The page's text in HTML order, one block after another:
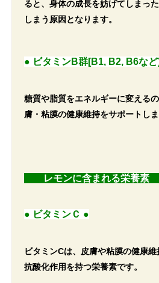
ると、身体の成長を妨げてしまっ
しまう原因となります。
● ビタミンB群[B1, B2, B6など
糖質や脂質をエネルギーに変える
膚・粘膜の健康維持をサポートしま
レモンに含まれる栄養
● ビタミンＣ ●
ビタミンCは、皮膚や粘膜の健康維
抗酸化作用を持つ栄養素です。